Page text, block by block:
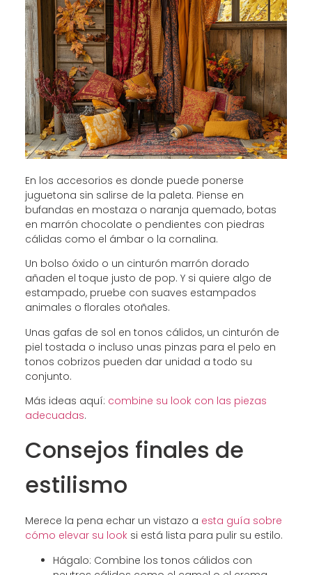
En los accesorios es donde puede ponerse
juguetona sin salirse de la paleta. Piense en
bufandas en mostaza o naranja quemado, botas
en marrón chocolate o pendientes con piedras
cálidas como el ámbar o la cornalina.
Un bolso óxido o un cinturón marrón dorado
añaden el toque justo de pop. Y si quiere algo de
estampado, pruebe con suaves estampados
animales o florales otoñales.
Unas gafas de sol en tonos cálidos, un cinturón de
piel tostada o incluso unas pinzas para el pelo en
tonos cobrizos pueden dar unidad a todo su
conjunto.
Más ideas aquí: combine su look con las piezas
adecuadas.
Consejos finales de
estilismo
Merece la pena echar un vistazo a esta guía sobre
cómo elevar su looksi está lista para pulir su estilo.
Hágalo: Combine los tonos cálidos con